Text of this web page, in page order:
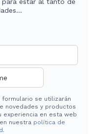
se utilizarán
novedades y productos
experiencia en esta web
nuestra política de
.